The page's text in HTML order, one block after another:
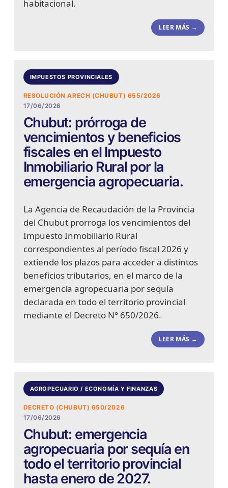
habitacional.
LEER MÁS →
IMPUESTOS PROVINCIALES
RESOLUCIÓN ARECH (CHUBUT) 655/2026
17/06/2026
Chubut: prórroga de
vencimientos y beneficios
fiscales en el Impuesto
Inmobiliario Rural por la
emergencia agropecuaria.
La Agencia de Recaudación de la Provincia
del Chubut prorroga los vencimientos del
Impuesto Inmobiliario Rural
correspondientes al período fiscal 2026 y
extiende los plazos para acceder a distintos
beneficios tributarios, en el marco de la
emergencia agropecuaria por sequía
declarada en todo el territorio provincial
mediante el Decreto N° 650/2026.
LEER MÁS →
AGROPECUARIO / ECONOMÍA Y FINANZAS
DECRETO (CHUBUT) 650/2026
17/06/2026
Chubut: emergencia
agropecuaria por sequía en
todo el territorio provincial
hasta enero de 2027.